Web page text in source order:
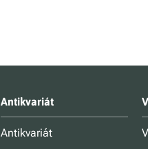
Antikvariát
Antikvariát